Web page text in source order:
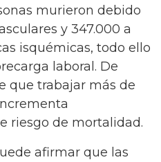
murieron debido
y 347.000 a
isquémicas, todo ello
laboral. De
que trabajar más de
riesgo de mortalidad.
afirmar que las